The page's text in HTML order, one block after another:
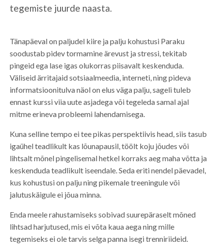
tegemiste juurde naasta.
Tänapäeval on paljudel kiire ja palju kohustusi Paraku
soodustab pidev tormamine ärevust ja stressi, tekitab
pingeid ega lase igas olukorras piisavalt keskenduda.
Väliseid ärritajaid sotsiaalmeedia, interneti, ning pideva
informatsioonitulva näol on elus väga palju, sageli tuleb
ennast kurssi viia uute asjadega või tegeleda samal ajal
mitme erineva probleemi lahendamisega.
Kuna selline tempo ei tee pikas perspektiivis head, siis tasub
igaühel teadlikult kas lõunapausil, töölt koju jõudes või
lihtsalt mõnel pingelisemal hetkel korraks aeg maha võtta ja
keskenduda teadlikult iseendale. Seda eriti nendel päevadel,
kus kohustusi on palju ning pikemale treeningule või
jalutuskäigule ei jõua minna.
Enda meele rahustamiseks sobivad suurepäraselt mõned
lihtsad harjutused, mis ei võta kaua aega ning mille
tegemiseks ei ole tarvis selga panna isegi trenniriideid.